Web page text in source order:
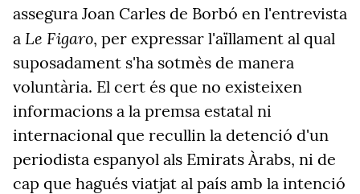
assegura Joan Carles de Borbó en l'entrevista
a Le Figaro, per expressar l'aïllament al qual
suposadament s'ha sotmès de manera
voluntària. El cert és que no existeixen
informacions a la premsa estatal ni
internacional que recullin la detenció d'un
periodista espanyol als Emirats Àrabs, ni de
cap que hagués viatjat al país amb la intenció